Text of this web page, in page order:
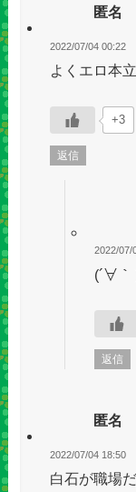
匿名
2022/07/04 00:22
よくエロ本
+3
返信
2022/07/
(´∀｀
返信
匿名
2022/07/04 18:50
白石が職場